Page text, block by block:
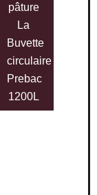
pâture
La
Buvette
circulaire
Prebac
1200L